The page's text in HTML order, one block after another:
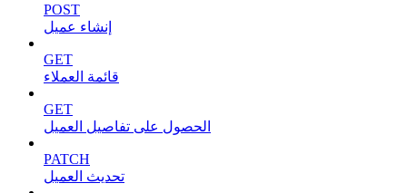
POST
إنشاء عميل
GET
قائمة العملاء
GET
الحصول على تفاصيل العميل
PATCH
تحديث العميل